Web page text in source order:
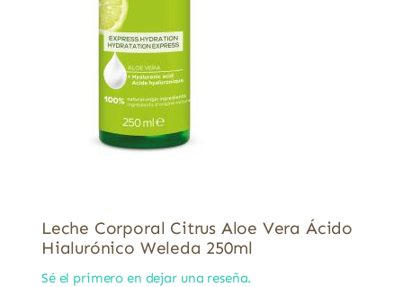
Leche Corporal Citrus Aloe Vera Ácido
Hialurónico Weleda 250ml
Sé el primero en dejar una reseña.